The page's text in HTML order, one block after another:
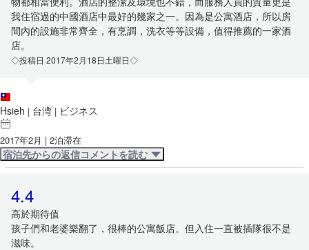
我住宿過的中國酒店中最好的幾家之一。因為是公寓酒店，所以房
間內的設施非常齊全，有烹調，洗衣等等設備，值得推薦的一家酒
店。
◇投稿日 2017年2月18日土曜日◇
Hsieh | 台湾 | ビジネス
2017年2月 | 2泊滞在
宿泊先からの返信コメントを読む
4.4
高於期待值
孩子們和老婆樂翻了，很棒的公寓飯店。但入住一直被插隊很不是
滋味。